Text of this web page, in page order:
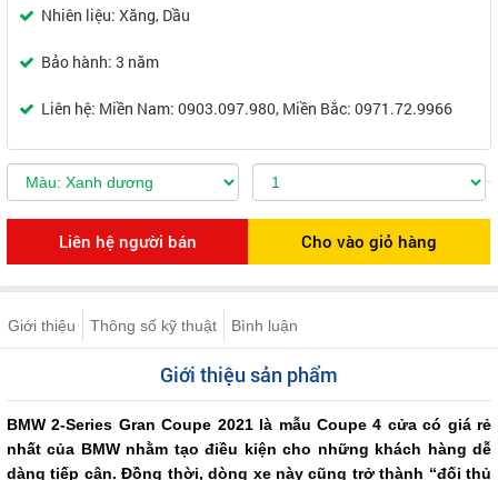
Nhiên liệu: Xăng, Dầu
Bảo hành: 3 năm
Liên hệ: Miền Nam: 0903.097.980, Miền Bắc: 0971.72.9966
Giới thiệu Thông số kỹ thuật Bình luận
Giới thiệu sản phẩm
BMW 2-Series Gran Coupe 2021 là mẫu Coupe 4 cửa có giá rẻ
nhất của BMW nhằm tạo điều kiện cho những khách hàng dễ
dàng tiếp cận. Đồng thời, dòng xe này cũng trở thành “đối thủ